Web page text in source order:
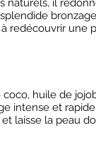
naturels, il
redécouvrir une
huile de
intense et
laisse la peau